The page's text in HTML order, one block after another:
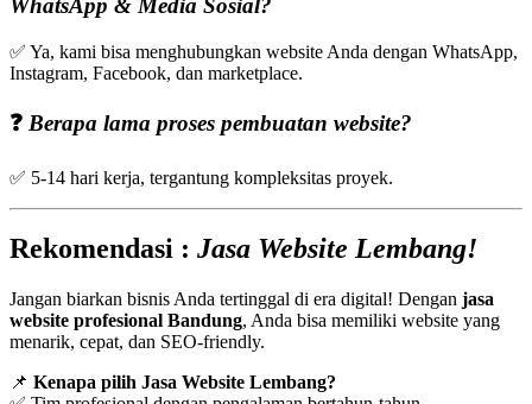
WhatsApp & Media Sosial?
✅ Ya, kami bisa menghubungkan website Anda dengan WhatsApp,
Instagram, Facebook, dan marketplace.
❓ Berapa lama proses pembuatan website?
✅ 5-14 hari kerja, tergantung kompleksitas proyek.
Rekomendasi : Jasa Website Lembang!
Jangan biarkan bisnis Anda tertinggal di era digital! Dengan jasa
website profesional Bandung, Anda bisa memiliki website yang
menarik, cepat, dan SEO-friendly.
📌 Kenapa pilih Jasa Website Lembang?